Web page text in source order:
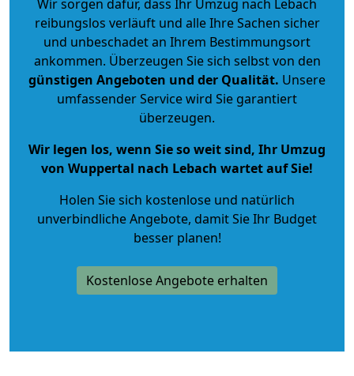
Wir sorgen dafür, dass Ihr Umzug nach Lebach
reibungslos verläuft und alle Ihre Sachen sicher
und unbeschadet an Ihrem Bestimmungsort
ankommen. Überzeugen Sie sich selbst von den
günstigen Angeboten und der Qualität. Unsere
umfassender Service wird Sie garantiert
überzeugen.
Wir legen los, wenn Sie so weit sind, Ihr Umzug
von Wuppertal nach Lebach wartet auf Sie!
Holen Sie sich kostenlose und natürlich
unverbindliche Angebote, damit Sie Ihr Budget
besser planen!
Kostenlose Angebote erhalten